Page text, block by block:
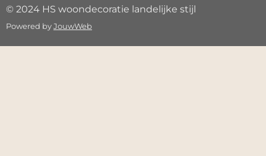
© 2024 HS woondecoratie landelijke stijl
Powered byJouwWeb